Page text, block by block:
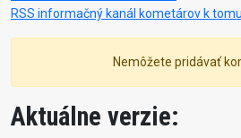
RSS informačný kanál kometárov k
Nemôžete pridávať
Aktuálne verzie: